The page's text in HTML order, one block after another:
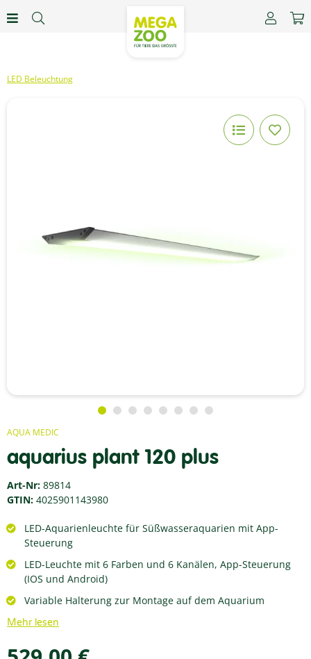
LED Beleuchtung
AQUA MEDIC
aquarius plant 120 plus
Art-Nr: 89814
GTIN: 4025901143980
LED-Aquarienleuchte für Süßwasseraquarien mit App-
Steuerung
LED-Leuchte mit 6 Farben und 6 Kanälen, App-Steuerung
(IOS und Android)
Variable Halterung zur Montage auf dem Aquarium
Mehr lesen